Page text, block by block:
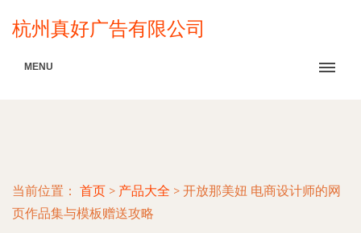
杭州真好广告有限公司
MENU
当前位置： 首页 > 产品大全 > 开放那美妞 电商设计师的网
页作品集与模板赠送攻略